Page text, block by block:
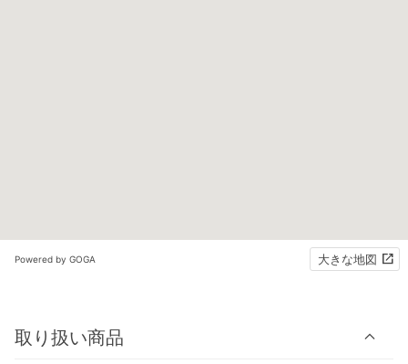
Powered by GOGA 大きな地図
取り扱い商品